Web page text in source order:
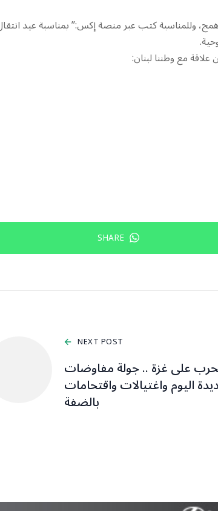
وللمناسبة كتب عبر منصة إكس:” بمناسبة عيد
مع وطننا لبنان:
SHARE
NEXT POST
على غزة .. جولة مفاوضات
اليوم واغتيالات واقتحامات
بالضفة